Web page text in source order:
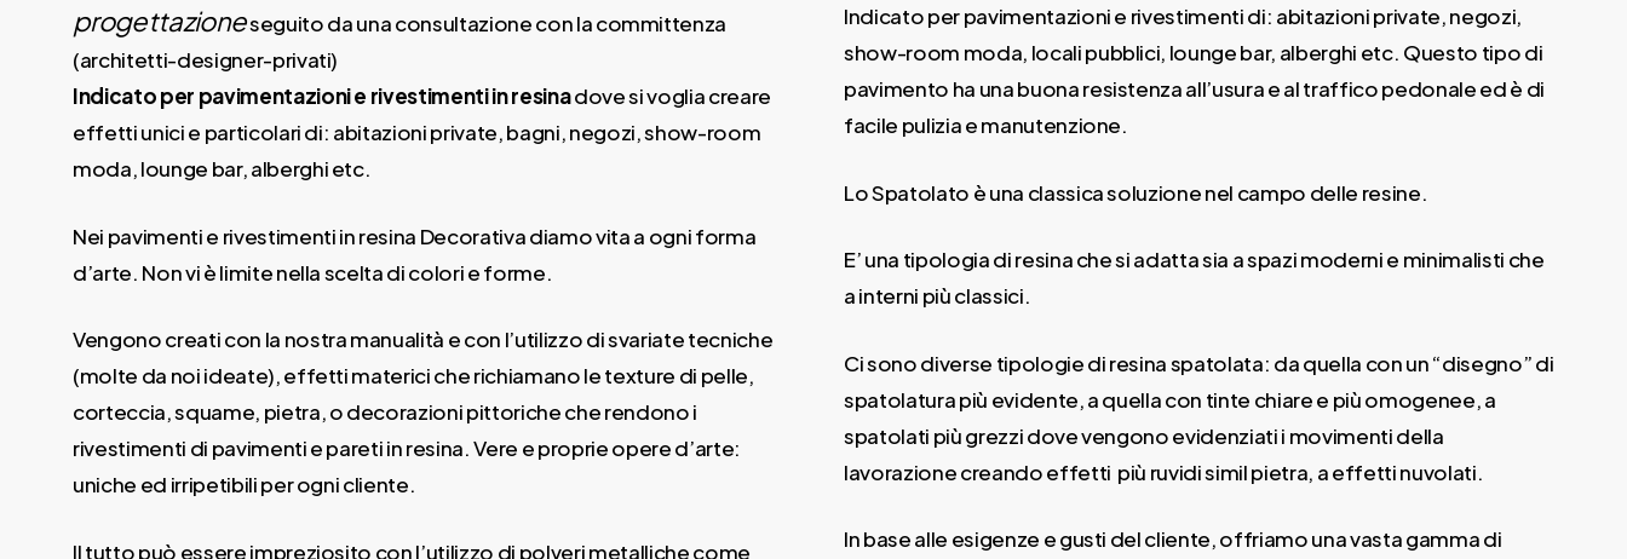
progettazioneseguito da una consultazione con la committenza
(architetti-designer-privati)
Indicato per pavimentazioni e rivestimenti in resinadove si voglia creare
effetti unici e particolari di: abitazioni private, bagni, negozi, show-room
moda, lounge bar, alberghi etc.
Nei pavimenti e rivestimenti in resina Decorativa diamo vita a ogni forma
d’arte. Non vi è limite nella scelta di colori e forme.
Vengono creati con la nostra manualità e con l’utilizzo di svariate tecniche
(molte da noi ideate), effetti materici che richiamano le texture di pelle,
corteccia, squame, pietra, o decorazioni pittoriche che rendono i
rivestimenti di pavimenti e pareti in resina. Vere e proprie opere d’arte:
uniche ed irripetibili per ogni cliente.
Il tutto può essere impreziosito con l’utilizzo di polveri metalliche come
Indicato per pavimentazioni e rivestimenti di: abitazioni private, negozi,
show-room moda, locali pubblici, lounge bar, alberghi etc. Questo tipo di
pavimento ha una buona resistenza all’usura e al traffico pedonale ed è di
facile pulizia e manutenzione.
Lo Spatolato è una classica soluzione nel campo delle resine.
E’ una tipologia di resina che si adatta sia a spazi moderni e minimalisti che
a interni più classici.
Ci sono diverse tipologie di resina spatolata: da quella con un “disegno” di
spatolatura più evidente, a quella con tinte chiare e più omogenee, a
spatolati più grezzi dove vengono evidenziati i movimenti della
lavorazione creando effetti più ruvidi simil pietra, a effetti nuvolati.
In base alle esigenze e gusti del cliente, offriamo una vasta gamma di